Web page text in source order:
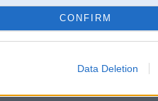
CONFIRM
Data Deletion